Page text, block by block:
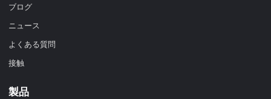
ブログ
ニュース
よくある質問
接触
製品